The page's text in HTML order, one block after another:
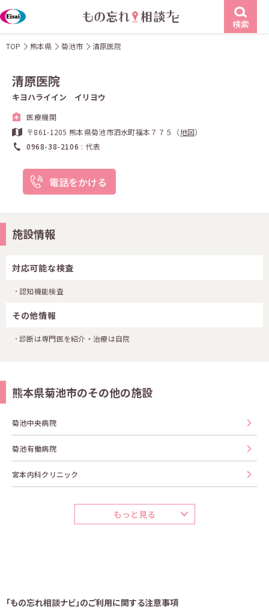
検索
TOP 熊本県 菊池市 清原医院
清原医院
キヨハライイン イリヨウ
医療機関
〒861-1205 熊本県菊池市泗水町福本７７５（地図）
0968-38-2106
代表
電話をかける
施設情報
対応可能な検査
認知機能検査
その他情報
診断は専門医を紹介・治療は自院
熊本県菊池市のその他の施設
菊池中央病院
菊池有働病院
宮本内科クリニック
もっと見る
「もの忘れ相談ナビ」のご利用に関する注意事項